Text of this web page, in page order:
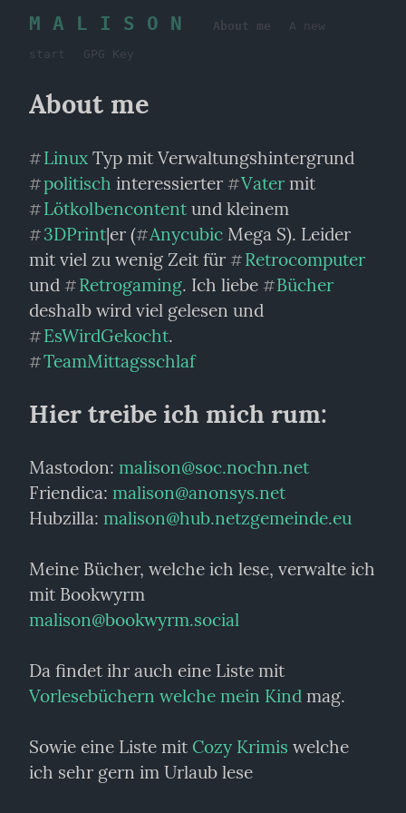
M A L I S O N About me A new
start GPG Key
About me
#Linux Typ mit Verwaltungshintergrund
#politisch interessierter #Vater
#Lötkolbencontent und kleinem
#3DPrint|er (#Anycubic Mega S). Leider
mit viel zu wenig Zeit für #Retrocomputer
und #Retrogaming. Ich liebe #Bücher
#EsWirdGekocht
#TeamMittagsschlaf
Hier treibe ich mich rum:
Mastodon: malison@soc.nochn.net
Friendica: malison@anonsys.net
Hubzilla: malison@hub.netzgemeinde.eu
Meine Bücher, welche ich lese, verwalte ich
malison@bookwyrm.social
Vorlesebüchern welche mein Kind mag.
Sowie eine Liste mit Cozy Krimis welche
ich sehr gern im Urlaub lese